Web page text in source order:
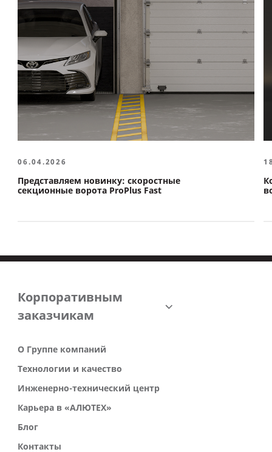
06.04.2026
Представляем новинку: скоростные
секционные ворота ProPlus Fast
Корпоративным
заказчикам
О Группе компаний
Технологии и качество
Инженерно-технический центр
Карьера в «АЛЮТЕХ»
Блог
Контакты